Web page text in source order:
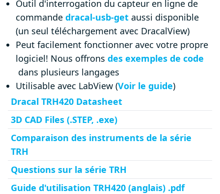
Outil d'interrogation du capteur en ligne de
commande dracal-usb-get aussi disponible
(un seul téléchargement avec DracalView)
Peut facilement fonctionner avec votre propre
logiciel! Nous offrons des exemples de code
dans plusieurs langages
Utilisable avec LabView (Voir le guide)
Dracal TRH420 Datasheet
3D CAD Files (.STEP, .exe)
Comparaison des instruments de la série
TRH
Questions sur la série TRH
Guide d'utilisation TRH420 (anglais) .pdf